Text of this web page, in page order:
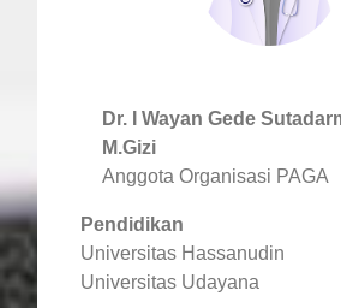
Dr. I Wayan Gede
M.Gizi
Anggota Organisasi PAGA
Pendidikan
Universitas Hassanudin
Universitas Udayana